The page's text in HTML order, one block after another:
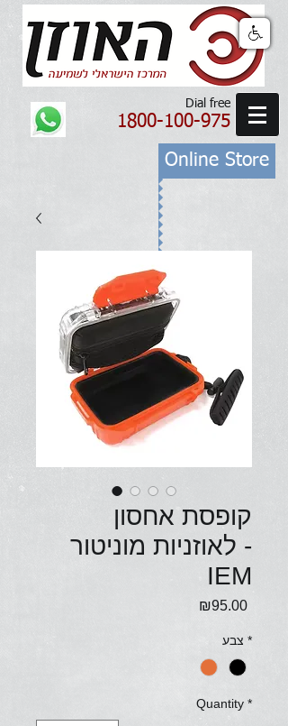
Dial free
1800-100-975
Online Store
קופסת אחסון
לאוזניות מוניטור -
IEM
₪95.00Price
צבע *
Quantity *